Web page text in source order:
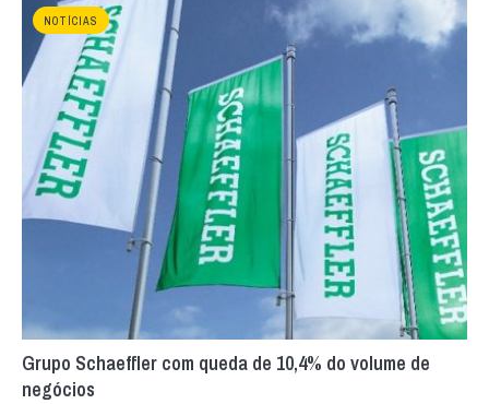
NOTÍCIAS
Grupo Schaeffler com queda de 10,4% do volume de
negócios